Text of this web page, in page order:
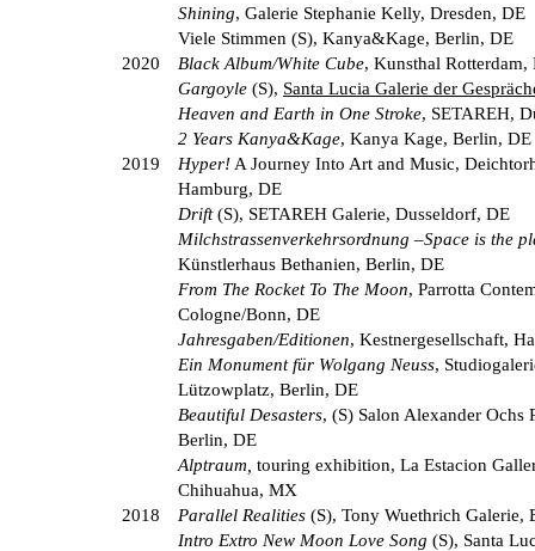
Shining, Galerie Stephanie Kelly, Dresden, DE
Viele Stimmen (S), Kanya&Kage, Berlin, DE
2020
Black Album/White Cube, Kunsthal Rotterdam,
Gargoyle (S), Santa Lucia Galerie der
Heaven and Earth in One Stroke, SETAREH,
2 Years Kanya&Kage, Kanya Kage, Berlin, DE
2019
Hyper! A Journey Into Art and Music,
Hamburg, DE
Drift(S), SETAREH Galerie, Dusseldorf, DE
Milchstrassenverkehrsordnung –Space is the
Künstlerhaus Bethanien, Berlin, DE
From The Rocket To The Moon, Parrotta
Cologne/Bonn, DE
Jahresgaben/Editionen, Kestnergesellschaft,
Ein Monument für Wolgang Neuss,
Lützowplatz, Berlin, DE
Beautiful Desasters, (S) Salon Alexander Ochs
Berlin, DE
Alptraum, touring exhibition, La Estacion
Chihuahua, MX
2018
Parallel Realities (S), Tony Wuethrich Galerie,
Intro Extro New Moon Love Song (S), Santa